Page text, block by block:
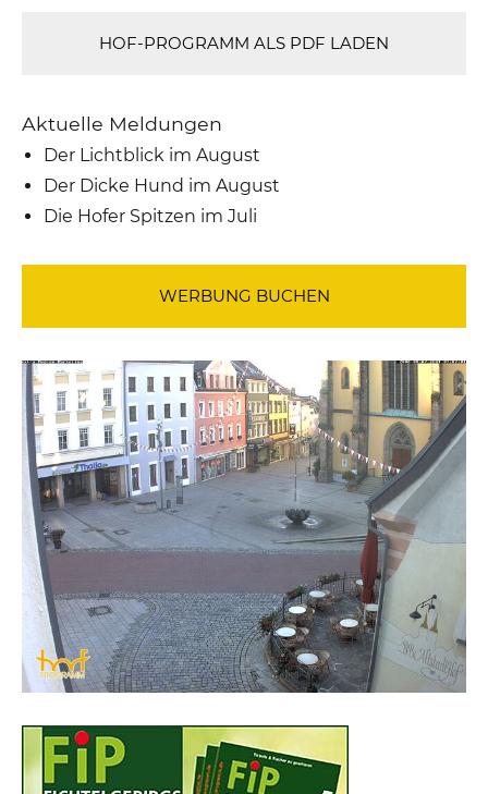
HOF-PROGRAMM ALS PDF LADEN
Aktuelle Meldungen
Der Lichtblick im August
Der Dicke Hund im August
Die Hofer Spitzen im Juli
WERBUNG BUCHEN